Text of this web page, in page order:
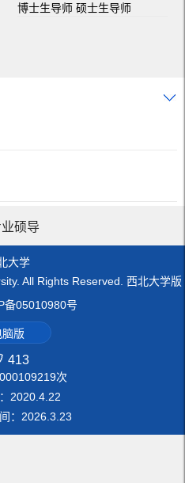
博士生导师 硕士生导师
业硕导
大学
All Rights Reserved. 西北大学版
备05010980号
脑版
413
次
2020 4 22
： 2026 3 23